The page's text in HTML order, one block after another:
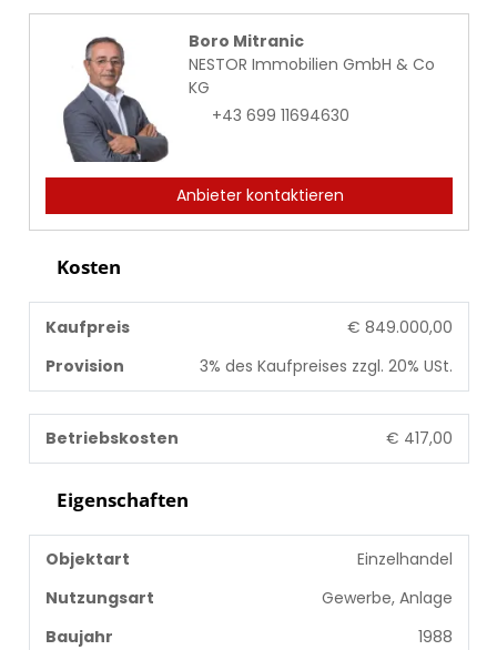
Boro Mitranic
NESTOR Immobilien GmbH & Co
KG
+43 699 11694630
Anbieter kontaktieren
Kosten
Kaufpreis
€ 849.000,00
Provision
3% des Kaufpreises zzgl. 20% USt.
Betriebskosten € 417,00
Eigenschaften
Objektart
Einzelhandel
Nutzungsart
Gewerbe, Anlage
Baujahr
1988